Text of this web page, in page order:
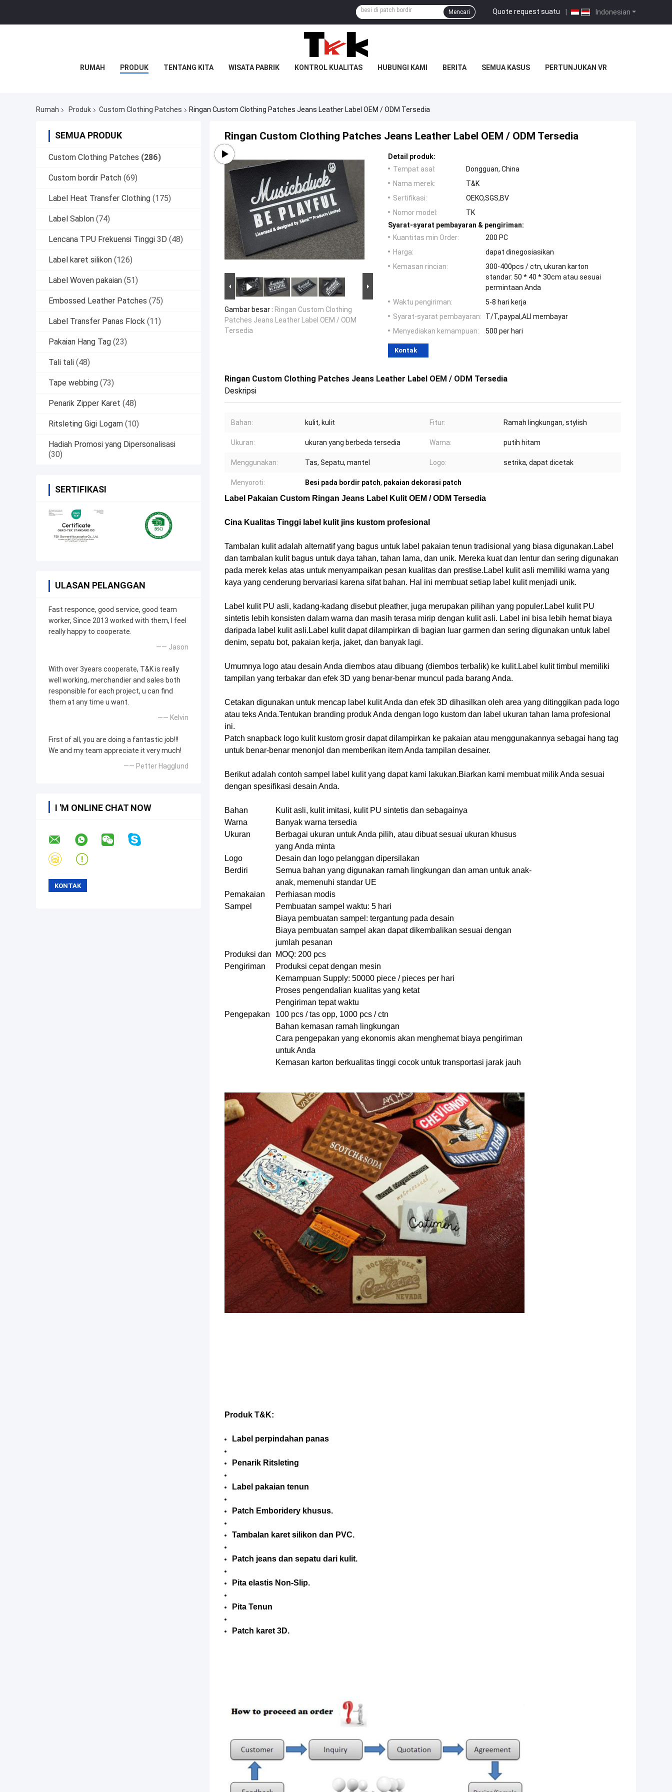
Indonesian
Quote request suatu |
Mencari
RUMAH PRODUK TENTANG KITA WISATA PABRIK KONTROL KUALITAS HUBUNGI KAMI BERITA SEMUA KASUS PERTUNJUKAN VR
Rumah Produk Custom Clothing Patches Ringan Custom Clothing Patches Jeans Leather Label OEM / ODM Tersedia
SEMUA PRODUK
Custom Clothing Patches (286)
Custom bordir Patch (69)
Label Heat Transfer Clothing (175)
Label Sablon (74)
Lencana TPU Frekuensi Tinggi 3D (48)
Label karet silikon (126)
Label Woven pakaian (51)
Embossed Leather Patches (75)
Label Transfer Panas Flock (11)
Pakaian Hang Tag (23)
Tali tali (48)
Tape webbing (73)
Penarik Zipper Karet (48)
Ritsleting Gigi Logam (10)
Hadiah Promosi yang Dipersonalisasi
(30)
SERTIFIKASI
ULASAN PELANGGAN
Fast responce, good service, good team
worker, Since 2013 worked with them, I feel
really happy to cooperate.
—— Jason
With over 3years cooperate, T&K is really
well working, merchandier and sales both
responsible for each project, u can find
them at any time u want.
—— Kelvin
First of all, you are doing a fantastic job!!!
We and my team appreciate it very much!
—— Petter Hagglund
I 'M ONLINE CHAT NOW
Ringan Custom Clothing Patches Jeans Leather Label OEM / ODM Tersedia
Gambar besar : Ringan Custom Clothing
Patches Jeans Leather Label OEM / ODM
Tersedia
Detail produk:
Tempat asal:
Dongguan, China
Nama merek:
T&K
Sertifikasi:
OEKO,SGS,BV
Nomor model:
TK
Syarat-syarat pembayaran & pengiriman:
Kuantitas min Order:
200 PC
Harga:
dapat dinegosiasikan
Kemasan rincian:
300-400pcs / ctn, ukuran karton
standar: 50 * 40 * 30cm atau sesuai
permintaan Anda
Waktu pengiriman:
5-8 hari kerja
Syarat-syarat pembayaran:
T/T,paypal,ALI membayar
Menyediakan kemampuan:
500 per hari
Kontak
Ringan Custom Clothing Patches Jeans Leather Label OEM / ODM Tersedia
Deskripsi
Bahan: kulit, kulit Fitur: Ramah lingkungan, stylish
Ukuran: ukuran yang berbeda tersedia Warna: putih hitam
Menggunakan: Tas, Sepatu, mantel Logo: setrika, dapat dicetak
Menyoroti: Besi pada bordir patch, pakaian dekorasi patch
Label Pakaian Custom Ringan Jeans Label Kulit OEM / ODM Tersedia
Cina Kualitas Tinggi label kulit jins kustom profesional
Tambalan kulit adalah alternatif yang bagus untuk label pakaian tenun tradisional yang biasa digunakan.Label
dan tambalan kulit bagus untuk daya tahan, tahan lama, dan unik. Mereka kuat dan lentur dan sering digunakan
pada merek kelas atas untuk menyampaikan pesan kualitas dan prestise.Label kulit asli memiliki warna yang
kaya yang cenderung bervariasi karena sifat bahan. Hal ini membuat setiap label kulit menjadi unik.
Label kulit PU asli, kadang-kadang disebut pleather, juga merupakan pilihan yang populer.Label kulit PU
sintetis lebih konsisten dalam warna dan masih terasa mirip dengan kulit asli. Label ini bisa lebih hemat biaya
daripada label kulit asli.Label kulit dapat dilampirkan di bagian luar garmen dan sering digunakan untuk label
denim, sepatu bot, pakaian kerja, jaket, dan banyak lagi.
Umumnya logo atau desain Anda diembos atau dibuang (diembos terbalik) ke kulit.Label kulit timbul memiliki
tampilan yang terbakar dan efek 3D yang benar-benar muncul pada barang Anda.
Cetakan digunakan untuk mencap label kulit Anda dan efek 3D dihasilkan oleh area yang ditinggikan pada logo
atau teks Anda.Tentukan branding produk Anda dengan logo kustom dan label ukuran tahan lama profesional
ini.
Patch snapback logo kulit kustom grosir dapat dilampirkan ke pakaian atau menggunakannya sebagai hang tag
untuk benar-benar menonjol dan memberikan item Anda tampilan desainer.
Berikut adalah contoh sampel label kulit yang dapat kami lakukan.Biarkan kami membuat milik Anda sesuai
dengan spesifikasi desain Anda.
Bahan
Kulit asli, kulit imitasi, kulit PU sintetis dan sebagainya
Warna
Banyak warna tersedia
Ukuran
Berbagai ukuran untuk Anda pilih, atau dibuat sesuai ukuran khusus
yang Anda minta
Logo
Desain dan logo pelanggan dipersilakan
Berdiri
Semua bahan yang digunakan ramah lingkungan dan aman untuk anak-
anak, memenuhi standar UE
Pemakaian
Perhiasan modis
Sampel
Pembuatan sampel waktu: 5 hari
Biaya pembuatan sampel: tergantung pada desain
Biaya pembuatan sampel akan dapat dikembalikan sesuai dengan
jumlah pesanan
Produksi dan
Pengiriman
MOQ: 200 pcs
Produksi cepat dengan mesin
Kemampuan Supply: 50000 piece / pieces per hari
Proses pengendalian kualitas yang ketat
Pengiriman tepat waktu
Pengepakan
100 pcs / tas opp, 1000 pcs / ctn
Bahan kemasan ramah lingkungan
Cara pengepakan yang ekonomis akan menghemat biaya pengiriman
untuk Anda
Kemasan karton berkualitas tinggi cocok untuk transportasi jarak jauh
Produk T&K:
Label perpindahan panas
Penarik Ritsleting
Label pakaian tenun
Patch Emboridery khusus.
Tambalan karet silikon dan PVC.
Patch jeans dan sepatu dari kulit.
Pita elastis Non-Slip.
Pita Tenun
Patch karet 3D.